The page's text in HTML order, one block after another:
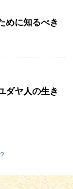
めに知るべき
ダヤ人の生き